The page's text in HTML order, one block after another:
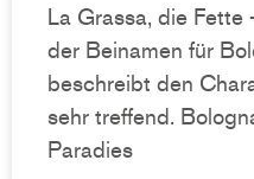
La Grassa, die Fette
der Beinamen für
beschreibt den
sehr treffend.
Paradies